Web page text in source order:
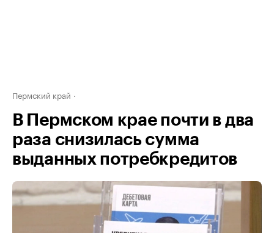
Пермский край
В Пермском крае почти в два
раза снизилась сумма
выданных потребкредитов